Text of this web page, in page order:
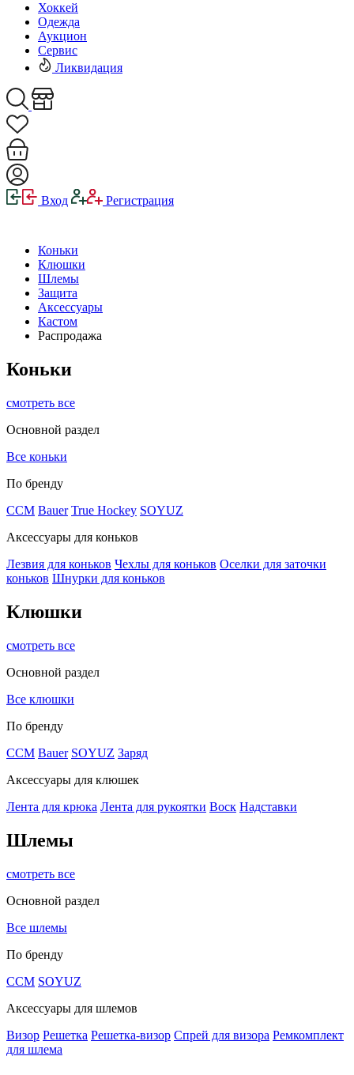
Хоккей
Одежда
Аукцион
Сервис
Ликвидация
Вход Регистрация
Коньки
Клюшки
Шлемы
Защита
Аксессуары
Кастом
Распродажа
Коньки
смотреть все
Основной раздел
Все коньки
По бренду
ССМ Bauer True Hockey SOYUZ
Аксессуары для коньков
Лезвия для коньков Чехлы для коньков Оселки для заточки
коньков Шнурки для коньков
Клюшки
смотреть все
Основной раздел
Все клюшки
По бренду
CCM Bauer SOYUZ Заряд
Аксессуары для клюшек
Лента для крюка Лента для рукоятки Воск Надставки
Шлемы
смотреть все
Основной раздел
Все шлемы
По бренду
CCM SOYUZ
Аксессуары для шлемов
Визор Решетка Решетка-визор Спрей для визора Ремкомплект
для шлема